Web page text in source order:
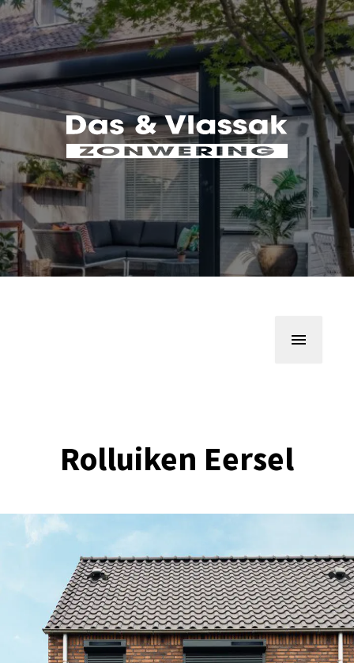
Rolluiken Eersel